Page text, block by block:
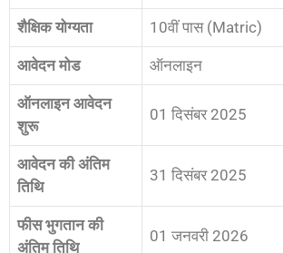
शैक्षिक योग्यता 10वीं पास (Matric)
आवेदन मोड ऑनलाइन
ऑनलाइन आवेदन
शुरू
01 दिसंबर 2025
आवेदन की अंतिम
तिथि
31 दिसंबर 2025
फीस भुगतान की
अंतिम तिथि
01 जनवरी 2026